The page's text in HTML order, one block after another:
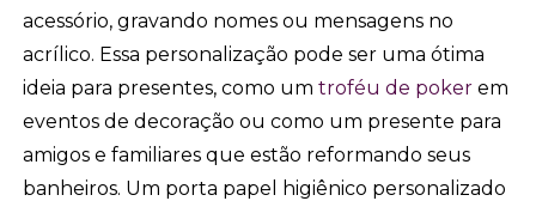
acessório, gravando nomes ou mensagens no
acrílico. Essa personalização pode ser uma ótima
ideia para presentes, como umtroféu de poker em
eventos de decoração ou como um presente para
amigos e familiares que estão reformando seus
banheiros. Um porta papel higiênico personalizado